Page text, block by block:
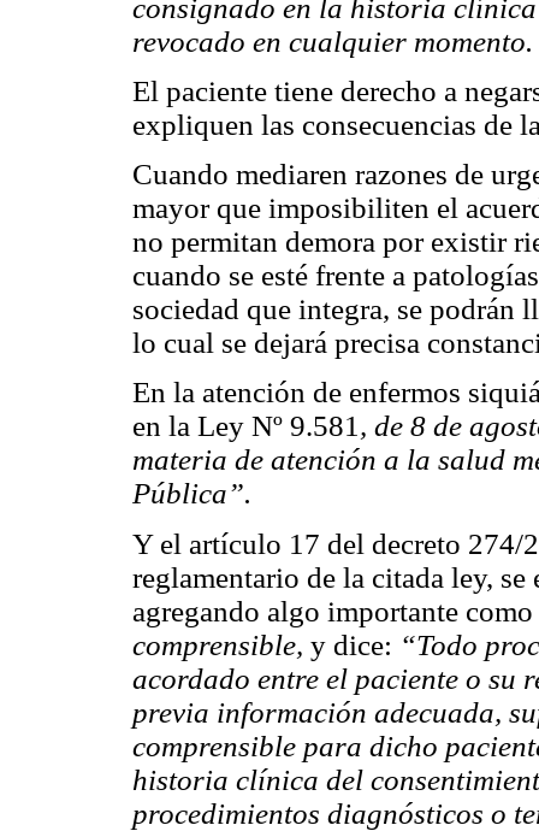
consignado en la historia clínica
revocado en cualquier momento.
El paciente tiene derecho a
expliquen las consecuencias de
Cuando mediaren razones de
mayor que imposibiliten el
no permitan demora por existir
cuando se esté frente a
sociedad que integra, se podrán
lo cual se dejará precisa
En la atención de enfermos
en la Ley Nº 9.581 , de 8 de
materia de atención a la salud
Pública”.
Y el artículo 17 del decreto 274/
reglamentario de la citada ley,
agregando algo importante
comprensible, y dice: “Todo
acordado entre el paciente o su
previa información adecuada,
comprensible para dicho
historia clínica del
procedimientos diagnósticos o